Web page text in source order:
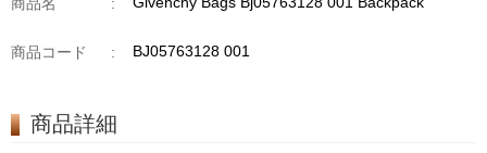
商品コード : BJ05763128 001
商品詳細